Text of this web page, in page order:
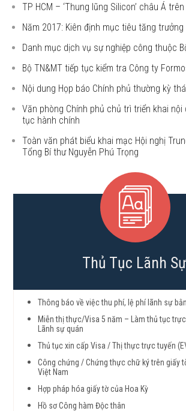
TP HCM – ‘Thung lũng Silicon’ châu Á
Năm 2017: Kiên định mục tiêu tăng trưởng
Danh mục dịch vụ sự nghiệp công thuộc
Bộ TN&MT tiếp tục kiểm tra Công ty
Nội dung Họp báo Chính phủ thường kỳ
Văn phòng Chính phủ chủ trì triển khai
tục hành chính
Toàn văn phát biểu khai mạc Hội nghị
Tổng Bí thư Nguyễn Phú Trọng
Thủ Tục Lãnh Sự
Thông báo về việc thu phí, lệ phí lãnh sự
Miễn thị thực/Visa 5 năm – Làm thủ tục
Lãnh sự quán
Thủ tục xin cấp Visa / Thị thực trực tuyến
Công chứng / Chứng thực chữ ký trên giấy
Việt Nam
Hợp pháp hóa giấy tờ của Hoa Kỳ
Hồ sơ Công hàm Độc thân